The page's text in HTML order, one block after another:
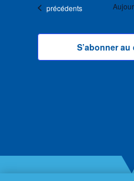
Évènements
précédents
S’abonner